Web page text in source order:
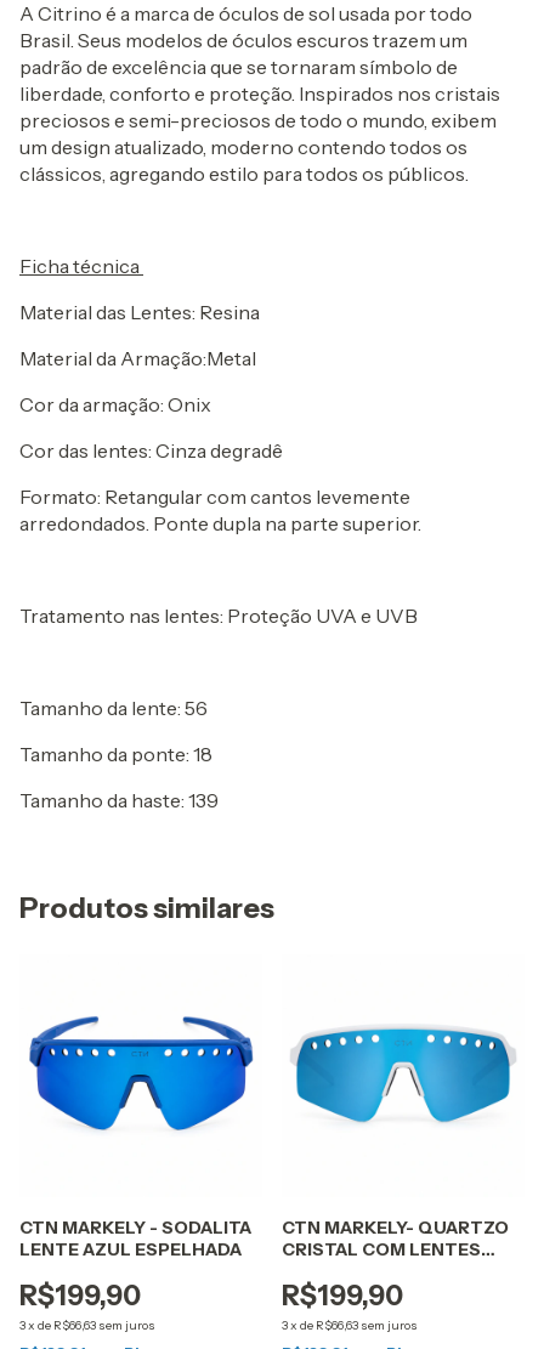
A Citrino é a marca de óculos de sol usada por todo
Brasil. Seus modelos de óculos escuros trazem um
padrão de excelência que se tornaram símbolo de
liberdade, conforto e proteção. Inspirados nos cristais
preciosos e semi-preciosos de todo o mundo, exibem
um design atualizado, moderno contendo todos os
clássicos, agregando estilo para todos os públicos.
Ficha técnica
Material das Lentes: Resina
Material da Armação:Metal
Cor da armação: Onix
Cor das lentes: Cinza degradê
Formato: Retangular com cantos levemente
arredondados. Ponte dupla na parte superior.
Tratamento nas lentes: Proteção UVA e UVB
Tamanho da lente: 56
Tamanho da ponte: 18
Tamanho da haste: 139
Produtos similares
CTN MARKELY - SODALITA
LENTE AZUL ESPELHADA
R$199,90
3x de R$66,63 sem juros
CTN MARKELY- QUARTZO
CRISTAL COM LENTES
R$199,90
3x de R$66,63 sem juros